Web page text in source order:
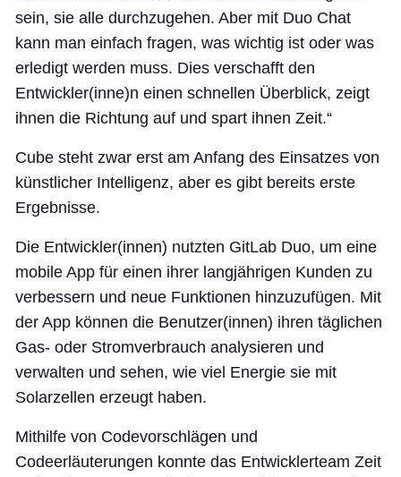
sein, sie alle durchzugehen. Aber mit Duo Chat
kann man einfach fragen, was wichtig ist oder was
erledigt werden muss. Dies verschafft den
Entwickler(inne)n einen schnellen Überblick, zeigt
ihnen die Richtung auf und spart ihnen Zeit.“
Cube steht zwar erst am Anfang des Einsatzes von
künstlicher Intelligenz, aber es gibt bereits erste
Ergebnisse.
Die Entwickler(innen) nutzten GitLab Duo, um eine
mobile App für einen ihrer langjährigen Kunden zu
verbessern und neue Funktionen hinzuzufügen. Mit
der App können die Benutzer(innen) ihren täglichen
Gas- oder Stromverbrauch analysieren und
verwalten und sehen, wie viel Energie sie mit
Solarzellen erzeugt haben.
Mithilfe von Codevorschlägen und
Codeerläuterungen konnte das Entwicklerteam Zeit